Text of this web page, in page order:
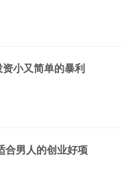
小又简单的暴利
合男人的创业好项